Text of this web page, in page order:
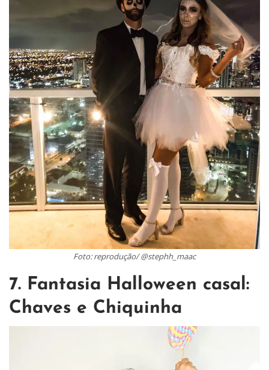
Foto: reprodução/ @stephh_maac
7. Fantasia Halloween casal:
Chaves e Chiquinha